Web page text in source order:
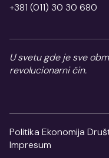
+381 (011) 30 30 680
U svetu gde je sve
revolucionarni čin.
Politika Ekonomija
Impresum